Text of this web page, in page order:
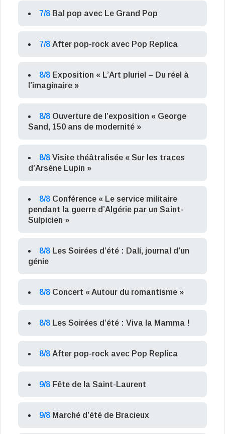
7/8 Bal pop avec Le Grand Pop
7/8 After pop-rock avec Pop Replica
8/8 Exposition « L’Art pluriel – Du réel à
l’imaginaire »
8/8 Ouverture de l’exposition « George
Sand, 150 ans de modernité »
8/8 Visite théâtralisée « Sur les traces
d’Arsène Lupin »
8/8 Conférence « Le service militaire
pendant la guerre d’Algérie par un Saint-
Sulpicien »
8/8 Les Soirées d’été : Dalí, journal d’un
génie
8/8 Concert « Autour du romantisme »
8/8 Les Soirées d’été : Viva la Mamma !
8/8 After pop-rock avec Pop Replica
9/8 Fête de la Saint-Laurent
9/8 Marché d’été de Bracieux